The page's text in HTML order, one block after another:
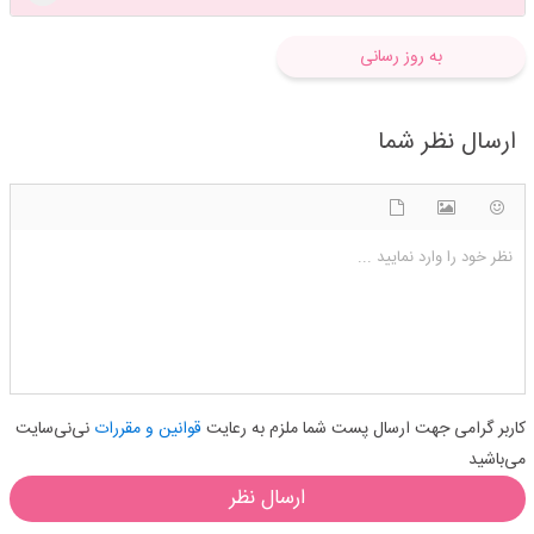
به روز رسانی
ارسال نظر شما
نظر خود را وارد نمایید ...
کاربر گرامی جهت ارسال پست شما ملزم به رعایت قوانین و مقرراتنی‌نی‌سایت
می‌باشید
ارسال نظر